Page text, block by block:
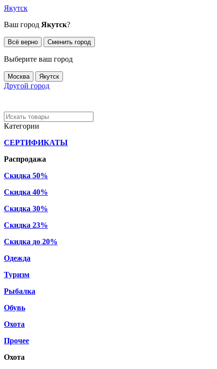
Якутск
Ваш город Якутск?
Всё верно Сменить город
Выберите ваш город
Москва Якутск
Другой город
Категории
СЕРТИФИКАТЫ
Распродажа
Скидка 50%
Скидка 40%
Скидка 30%
Скидка 23%
Скидка до 20%
Одежда
Туризм
Рыбалка
Обувь
Охота
Прочее
Охота